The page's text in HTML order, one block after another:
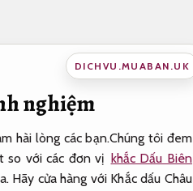
DICHVU.MUABAN.UK
nghiệm
hài lòng các bạn.Chúng tôi đem
so với các đơn vị khắc Dấu Biên
Hãy cửa hàng với Khắc dấu Châu